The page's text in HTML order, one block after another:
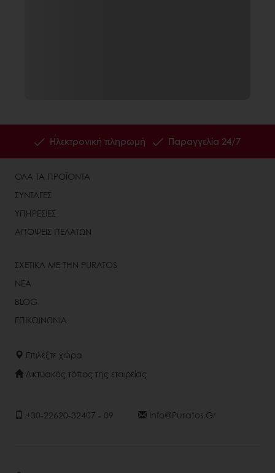
Ηλεκτρονική πληρωμή Παραγγελία 24/7
ΟΛΑ ΤΑ ΠΡΟΪΟΝΤΑ
ΣΥΝΤΑΓΕΣ
ΥΠΗΡΕΣΙΕΣ
ΑΠΟΨΕΙΣ ΠΕΛΑΤΩΝ
ΣΧΕΤΙΚΑ ΜΕ ΤΗΝ PURATOS
ΝΕΑ
BLOG
ΕΠΙΚΟΙΝΩΝΙΑ
Επιλέξτε χώρα
Δικτυακός τόπος της εταιρείας
+30-22620-32407 - 09 Info@puratos.gr